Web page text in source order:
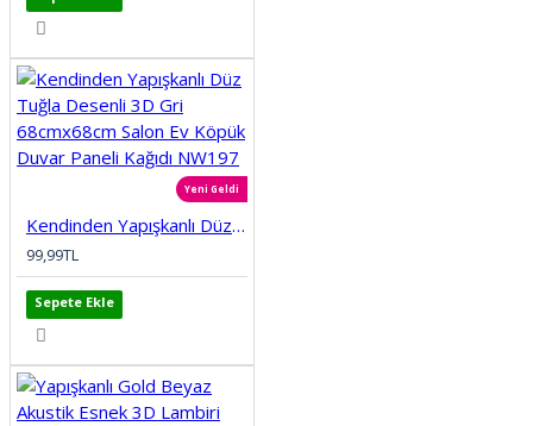
Yeni Geldi
Kendinden Yapışkanlı Düz Tuğla Desenli 3D Gri 68cmx68cm Salon Ev Köpük Duvar Paneli Kağıdı NW197
99,99TL
Sepete Ekle